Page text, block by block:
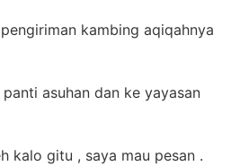
kambing aqiqahnya
asuhan dan ke yayasan
kalo gitu , saya mau pesan .